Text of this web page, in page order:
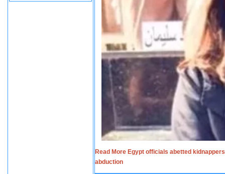
Read More Egypt officials abetted
abduction